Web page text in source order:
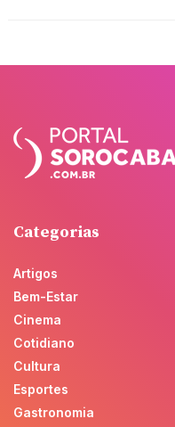
Categorias
Artigos
Bem-Estar
Cinema
Cotidiano
Cultura
Esportes
Gastronomia